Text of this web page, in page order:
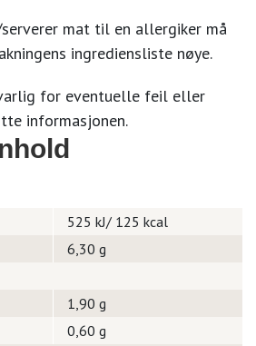
mat til en allergiker må
ingrediensliste nøye.
for eventuelle feil eller
informasjonen.
525 kJ/ 125 kcal
6,30 g
1,90 g
0,60 g